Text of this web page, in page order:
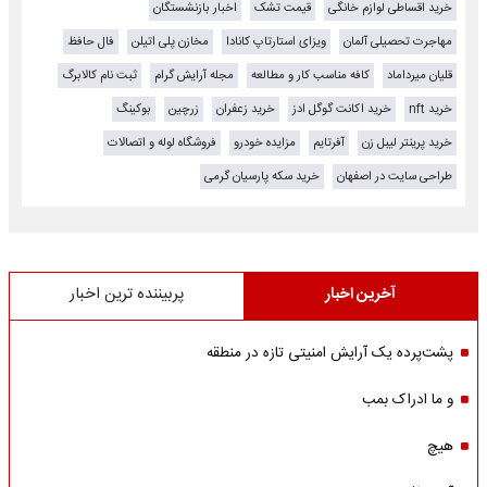
خرید اقساطی لوازم خانگی قیمت تشک
اخبار بازنشستگان
مهاجرت تحصیلی آلمان
ویزای استارتاپ کانادا مخازن پلی اتیلن
فال حافظ
قلیان میرداماد
کافه مناسب کار و مطالعه مجله آرایش گرام
ثبت نام کالابرگ
خرید nft
خرید اکانت گوگل ادز خرید زعفران زرچین
بوکینگ
خرید پرینتر لیبل زن
آفرتایم مزایده خودرو
فروشگاه لوله و اتصالات
طراحی سایت در اصفهان
خرید سکه پارسیان گرمی
آخرین اخبار پربیننده ترین اخبار
پشت‌پرده یک آرایش امنیتی تازه در منطقه
و ما ادراک بمب
هیچ